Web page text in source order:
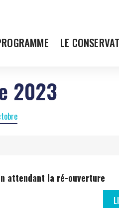
LE
2023
attendant la ré-ouverture